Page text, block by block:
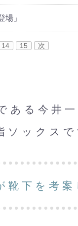
場」
14 15 次
ある今井
ソックスで
靴下を考案